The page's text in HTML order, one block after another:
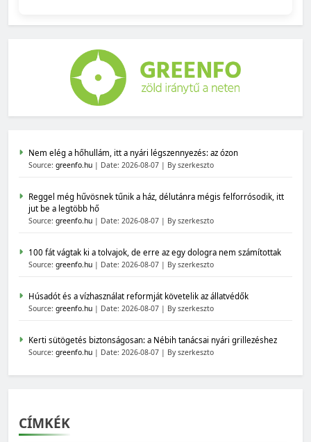
Nem elég a hőhullám, itt a nyári légszennyezés: az ózon
Source: greenfo.hu Date: 2026-08-07 By szerkeszto
Reggel még hűvösnek tűnik a ház, délutánra mégis felforrósodik, itt
jut be a legtöbb hő
Source: greenfo.hu Date: 2026-08-07 By szerkeszto
100 fát vágtak ki a tolvajok, de erre az egy dologra nem számítottak
Source: greenfo.hu Date: 2026-08-07 By szerkeszto
Húsadót és a vízhasználat reformját követelik az állatvédők
Source: greenfo.hu Date: 2026-08-07 By szerkeszto
Kerti sütögetés biztonságosan: a Nébih tanácsai nyári grillezéshez
Source: greenfo.hu Date: 2026-08-07 By szerkeszto
CÍMKÉK